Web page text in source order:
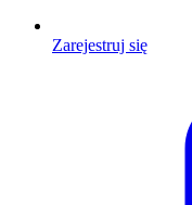
Zarejestruj się